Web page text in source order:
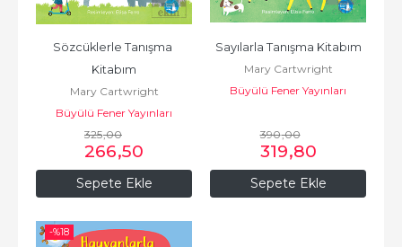
Sepete Ekle
Sözcüklerle Tanışma
Kitabım
Mary Cartwright
Büyülü Fener Yayınları
325,00
266,50
Sepete Ekle
Sayılarla Tanışma Kitabım
Mary Cartwright
Büyülü Fener Yayınları
390,00
319,80
-%18